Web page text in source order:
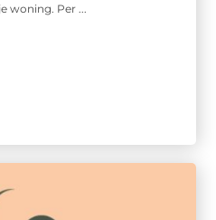
woning. Per ...